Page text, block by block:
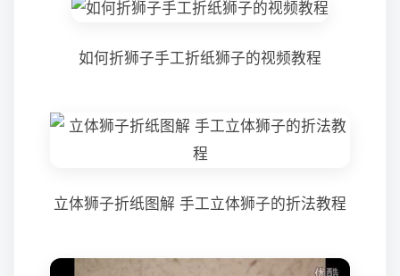
如何折狮子手工折纸狮子的视频教程
立体狮子折纸图解 手工立体狮子的折法教程